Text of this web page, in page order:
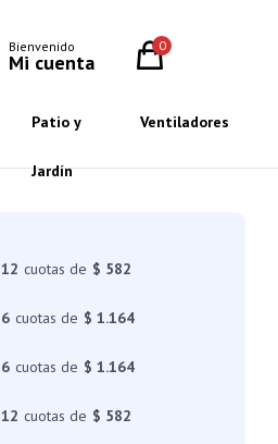
Patio y
Jardín
Ventiladores
0
12 cuotas de $ 582
6 cuotas de $ 1.164
6 cuotas de $ 1.164
12 cuotas de $ 582